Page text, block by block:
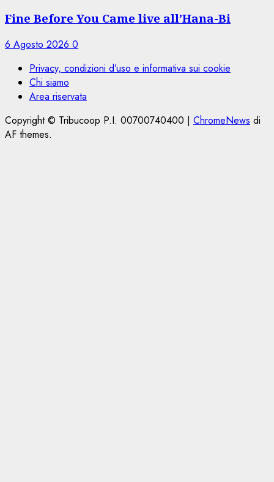
Fine Before You Came live all’Hana-Bi
6 Agosto 2026 0
Privacy, condizioni d’uso e informativa sui cookie
Chi siamo
Area riservata
Copyright © Tribucoop P.I. 00700740400 | ChromeNews di
AF themes.